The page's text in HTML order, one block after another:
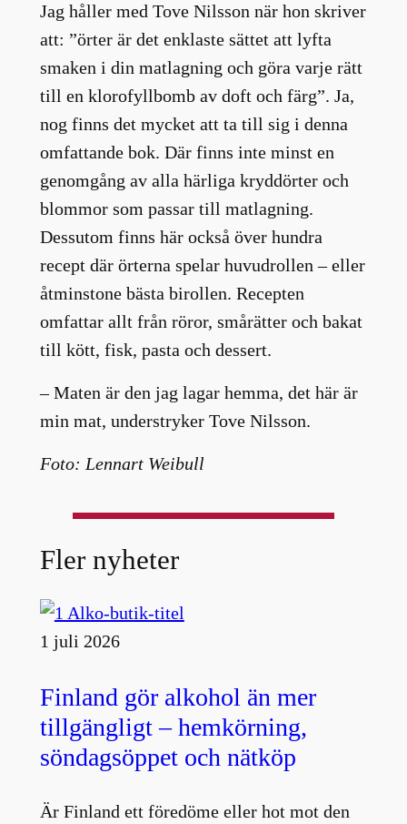
Jag håller med Tove Nilsson när hon skriver
att: ”örter är det enklaste sättet att lyfta
smaken i din matlagning och göra varje rätt
till en klorofyllbomb av doft och färg”. Ja,
nog finns det mycket att ta till sig i denna
omfattande bok. Där finns inte minst en
genomgång av alla härliga kryddörter och
blommor som passar till matlagning.
Dessutom finns här också över hundra
recept där örterna spelar huvudrollen – eller
åtminstone bästa birollen. Recepten
omfattar allt från röror, smårätter och bakat
till kött, fisk, pasta och dessert.
– Maten är den jag lagar hemma, det här är
min mat, understryker Tove Nilsson.
Foto: Lennart Weibull
Fler nyheter
1 juli 2026
Finland gör alkohol än mer
tillgängligt – hemkörning,
söndagsöppet och nätköp
Är Finland ett föredöme eller hot mot den